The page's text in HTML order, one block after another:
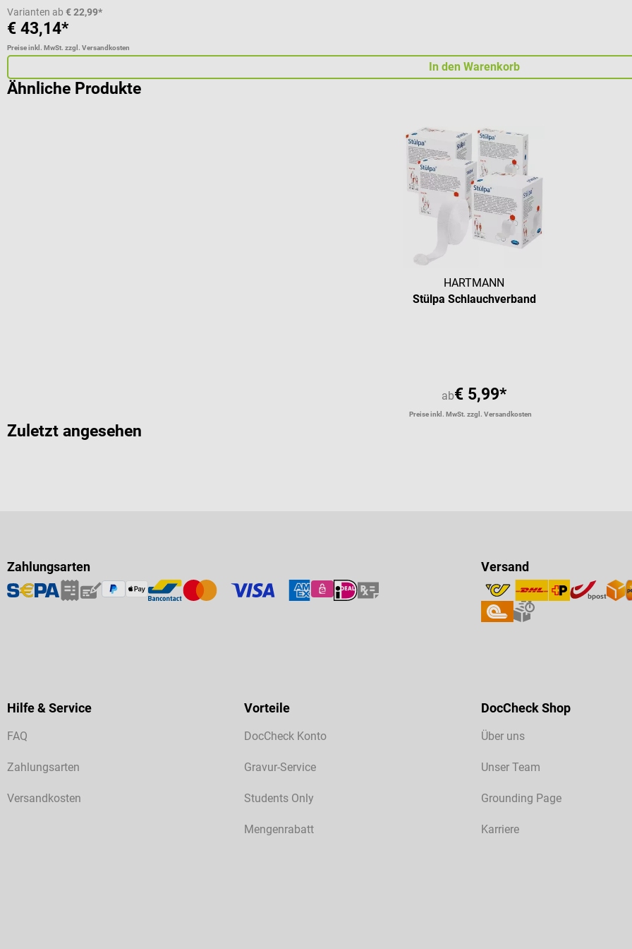
Varianten ab € 22,99*
€ 43,14*
Preise inkl. MwSt. zzgl. Versandkosten
In den Warenkorb
Ähnliche Produkte
HARTMANN
Stülpa Schlauchverband
ab€ 5,99*
Preise inkl. MwSt. zzgl. Versandkosten
Zuletzt angesehen
Zahlungsarten Versand
Hilfe & Service
FAQ
Zahlungsarten
Versandkosten
Vorteile
DocCheck Konto
Gravur-Service
Students Only
Mengenrabatt
DocCheck Shop
Über uns
Unser Team
Grounding Page
Karriere